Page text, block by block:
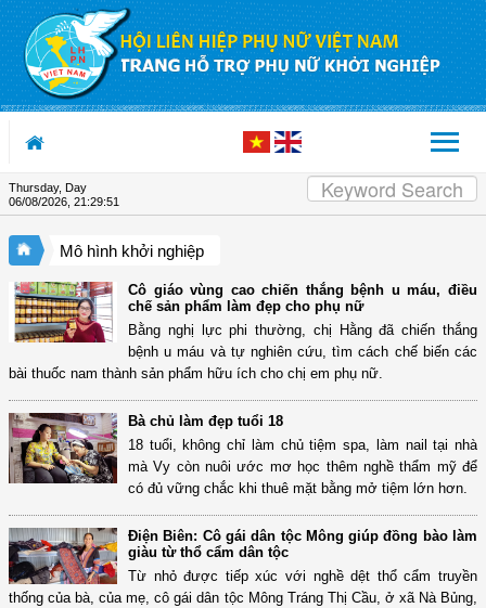
Skip to Content
Thursday, Day
06/08/2026 21:29:52
Mô hình khởi nghiệp
Cô giáo vùng cao chiến thắng bệnh u máu, điều
chế sản phẩm làm đẹp cho phụ nữ
Bằng nghị lực phi thường, chị Hằng đã chiến thắng
bệnh u máu và tự nghiên cứu, tìm cách chế biến các
bài thuốc nam thành sản phẩm hữu ích cho chị em phụ nữ.
Bà chủ làm đẹp tuổi 18
18 tuổi, không chỉ làm chủ tiệm spa, làm nail tại nhà
mà Vy còn nuôi ước mơ học thêm nghề thẩm mỹ để
có đủ vững chắc khi thuê mặt bằng mở tiệm lớn hơn.
Điện Biên: Cô gái dân tộc Mông giúp đồng bào làm
giàu từ thổ cẩm dân tộc
Từ nhỏ được tiếp xúc với nghề dệt thổ cẩm truyền
thống của bà, của mẹ, cô gái dân tộc Mông Tráng Thị Cầu, ở xã Nà Bủng,